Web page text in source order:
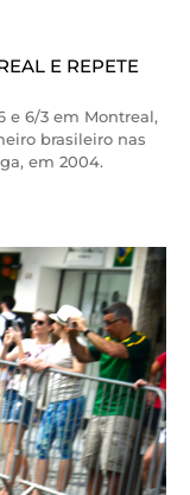
E REPETE
e 6/3 em Montreal,
brasileiro nas
em 2004.